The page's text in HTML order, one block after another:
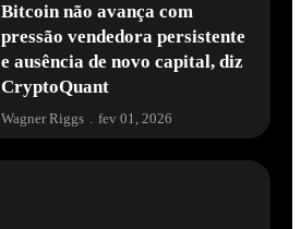
Bitcoin não avança com
pressão vendedora persistente
e ausência de novo capital, diz
CryptoQuant
Wagner Riggs . fev 01, 2026